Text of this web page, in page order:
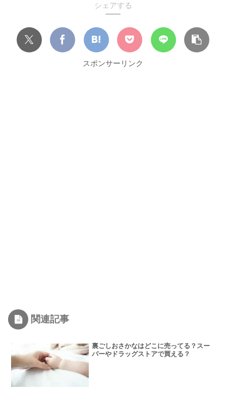
シェアする
スポンサーリンク
関連記事
裏ごしおさかなはどこに売ってる？スー
パーやドラッグストアで買える？